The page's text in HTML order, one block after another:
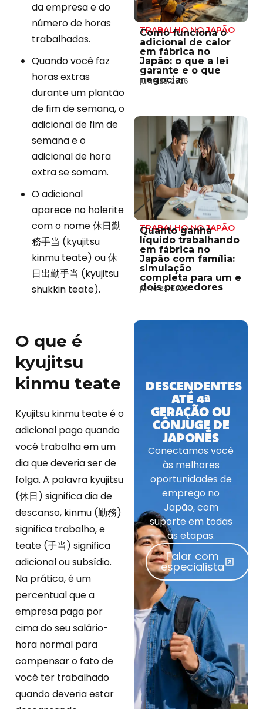
da empresa e do
número de horas
trabalhadas.
Quando você faz
horas extras
durante um plantão
de fim de semana, o
adicional de fim de
semana e o
adicional de hora
extra se somam.
O adicional
aparece no holerite
com o nome 休日勤
務手当 (kyujitsu
kinmu teate) ou 休
日出勤手当 (kyujitsu
shukkin teate).
O que é
kyujitsu
kinmu teate
Kyujitsu kinmu teate é o
adicional pago quando
você trabalha em um
dia que deveria ser de
folga. A palavra kyujitsu
(休日) significa dia de
descanso, kinmu (勤務)
significa trabalho, e
teate (手当) significa
adicional ou subsídio.
Na prática, é um
percentual que a
empresa paga por
cima do seu salário-
hora normal para
compensar o fato de
você ter trabalhado
quando deveria estar
TRABALHO NO JAPÃO
Como funciona o
adicional de calor
em fábrica no
Japão: o que a lei
garante e o que
negociar
julho 28, 2026
TRABALHO NO JAPÃO
Quanto ganha
líquido trabalhando
em fábrica no
Japão com família:
simulação
completa para um e
dois provedores
julho 28, 2026
DESCENDENTES
ATÉ 4ª
GERAÇÃO OU
CÔNJUGE DE
JAPONÊS
Conectamos você
às melhores
oportunidades de
emprego no
Japão, com
suporte em todas
as etapas.
Falar com
especialista